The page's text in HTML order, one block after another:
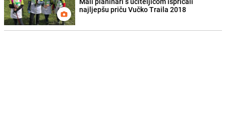
najljepšu priču Vučko Traila 2018